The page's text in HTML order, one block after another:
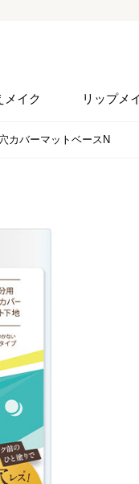
商品は
メイク リップメ
カバーマットベースN